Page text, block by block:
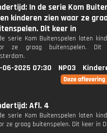
In de serie Kom
kinderen zien waar ze
Dit keer in
serie Kom Buitenspelen laten
ze graag buitenspelen.
06-2025 07:30 NPO3
Afl. 4
serie Kom Buitenspelen laten
ze graag buitenspelen. Dit keer in